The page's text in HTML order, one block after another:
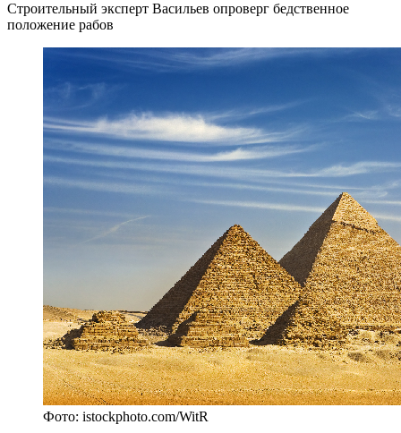
Строительный эксперт Васильев опроверг бедственное
положение рабов
Фото: istockphoto.com/WitR